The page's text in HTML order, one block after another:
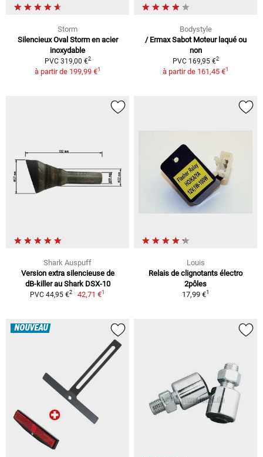
Storm
Silencieux Oval Storm en acier
inoxydable
PVC 319,00 €2
à partir de 199,99 €1
Bodystyle
/ Ermax Sabot Moteur laqué ou
non
PVC 169,95 €2
à partir de 161,45 €1
Shark Auspuff
Version extra silencieuse de
dB-killer au Shark DSX-10
PVC 44,95 €2 42,71 €1
Louis
Relais de clignotants électro
2pôles
17,99 €1
NOUVEAU